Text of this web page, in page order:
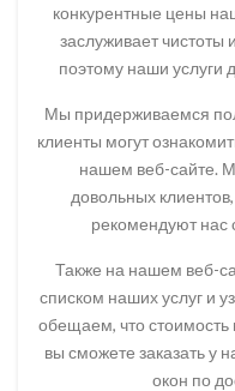
конкурентные цены
заслуживает
поэтому наши услуги
Мы придерживаемся
клиенты могут
нашем веб-сайте.
довольных
рекомендуют нас
Также на нашем веб-
списком наших услуг и
обещаем, что стоимость
вы сможете заказать у
окон по